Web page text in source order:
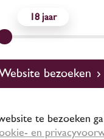
Wijnprofessionals
10+ jaar ervaring
18
bezoeken
te bezoeken
en